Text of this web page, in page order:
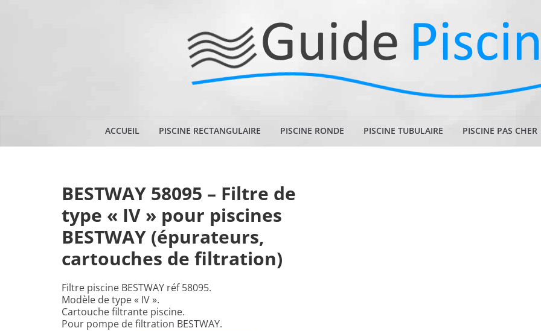
ACCUEIL PISCINE RECTANGULAIRE PISCINE RONDE PISCINE TUBULAIRE PISCINE PAS CHER
BESTWAY 58095 – Filtre de
type « IV » pour piscines
BESTWAY (épurateurs,
cartouches de filtration)
Filtre piscine BESTWAY réf 58095.
Modèle de type « IV ».
Cartouche filtrante piscine.
Pour pompe de filtration BESTWAY.